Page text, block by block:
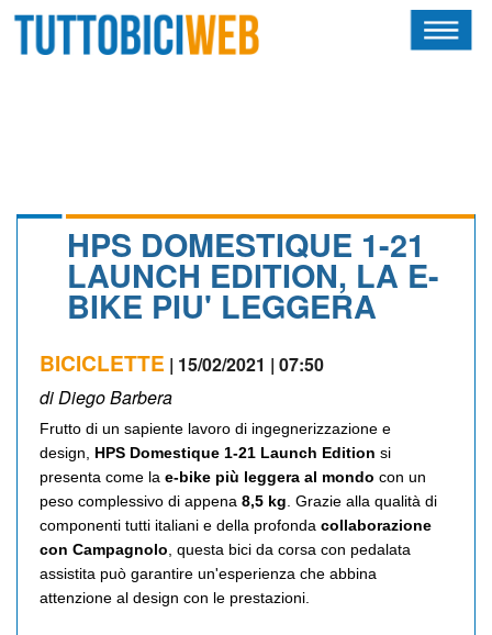
CALENDARIO
NEWSLETTER
HPS DOMESTIQUE 1-21
LAUNCH EDITION, LA E-
BIKE PIU' LEGGERA
BICICLETTE | 15/02/2021 | 07:50
di Diego Barbera
Frutto di un sapiente lavoro di ingegnerizzazione e
design, HPS Domestique 1-21 Launch Edition si
presenta come la e-bike più leggera al mondo con un
peso complessivo di appena 8,5 kg . Grazie alla qualità di
componenti tutti italiani e della profonda collaborazione
con Campagnolo , questa bici da corsa con pedalata
assistita può garantire un'esperienza che abbina
attenzione al design con le prestazioni.